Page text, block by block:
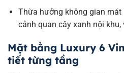
Thừa hưởng không gian
cảnh quan cây xanh nội khu,
Mặt bằng Luxury 6
tiết từng tầng